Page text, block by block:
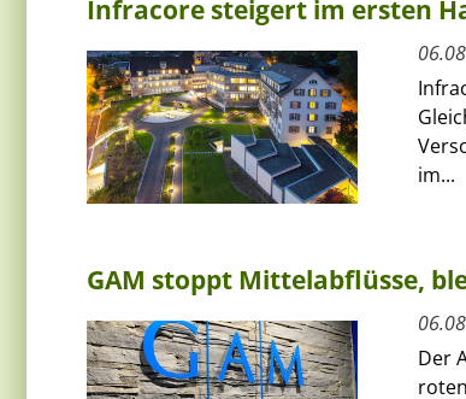
Infracore steigert im ersten
im...
GAM stoppt Mittelabflüsse,
Der